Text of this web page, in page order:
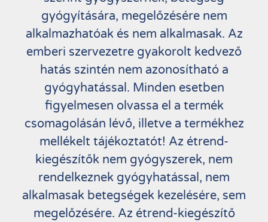
gyógyítására, megelőzésére nem
alkalmazhatóak és nem alkalmasak. Az
emberi szervezetre gyakorolt kedvező
hatás szintén nem azonosítható a
gyógyhatással. Minden esetben
figyelmesen olvassa el a termék
csomagolásán lévő, illetve a termékhez
mellékelt tájékoztatót! Az étrend-
kiegészítők nem gyógyszerek, nem
rendelkeznek gyógyhatással, nem
alkalmasak betegségek kezelésére, sem
megelőzésére. Az étrend-kiegészítő